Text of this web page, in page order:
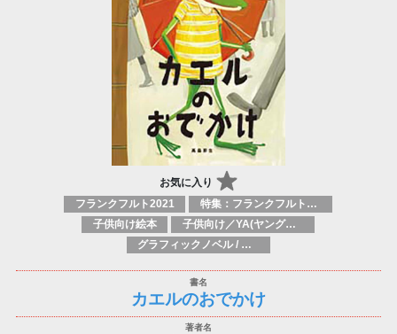
お気に入り
フランクフルト2021
特集：フランクフルト2025
子供向け絵本
子供向け／YA(ヤングアダルト)向け一般：芸術&芸術家
グラフィックノベル / コミックブック / 漫画：スタイル / 伝統
カエルのおでかけ